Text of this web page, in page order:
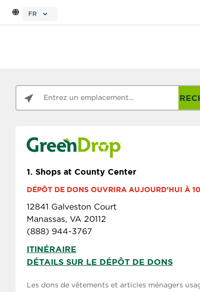
FR
1. Shops at County Center
DÉPÔT DE DONS OUVRIRA AUJOURD’HUI À
12841 Galveston Court
Manassas, VA 20112
(888) 944-3767
ITINÉRAIRE
DÉTAILS SUR LE DÉPÔT DE DONS
Les dons de vêtements et articles ménagers